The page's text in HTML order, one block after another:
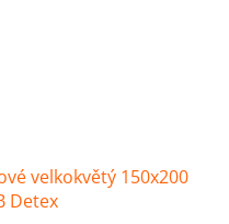
velkokvětý 150x200
Detex